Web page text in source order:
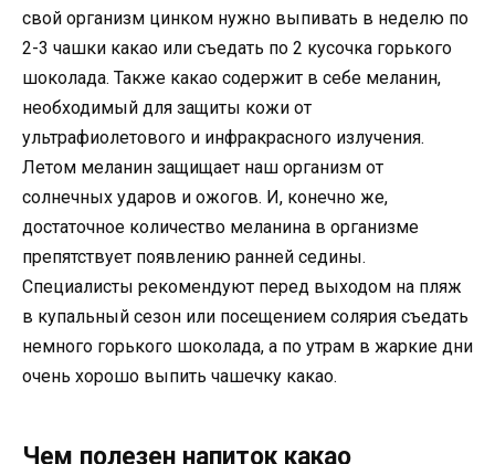
свой организм цинком нужно выпивать в неделю по
2-3 чашки какао или съедать по 2 кусочка горького
шоколада. Также какао содержит в себе меланин,
необходимый для защиты кожи от
ультрафиолетового и инфракрасного излучения.
Летом меланин защищает наш организм от
солнечных ударов и ожогов. И, конечно же,
достаточное количество меланина в организме
препятствует появлению ранней седины.
Специалисты рекомендуют перед выходом на пляж
в купальный сезон или посещением солярия съедать
немного горького шоколада, а по утрам в жаркие дни
очень хорошо выпить чашечку какао.
Чем полезен напиток какао